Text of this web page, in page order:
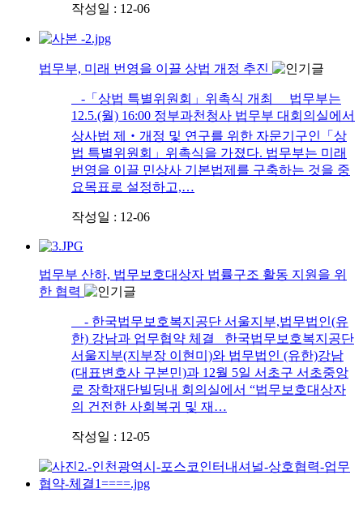
작성일 : 12-06
법무부, 미래 번영을 이끌 상법 개정 추진
-「상법 특별위원회」위촉식 개최 법무부는
12.5.(월) 16:00 정부과천청사 법무부 대회의실에서
상사법 제‧개정 및 연구를 위한 자문기구인「상
법 특별위원회」위촉식을 가졌다. 법무부는 미래
번영을 이끌 민상사 기본법제를 구축하는 것을 중
요목표로 설정하고,…
작성일 : 12-06
법무부 산하, 법무보호대상자 법률구조 활동 지원을 위
한 협력
- 한국법무보호복지공단 서울지부,법무법인(유
한) 강남과 업무협약 체결 한국법무보호복지공단
서울지부(지부장 이현미)와 법무법인 (유한)강남
(대표변호사 구본민)과 12월 5일 서초구 서초중앙
로 장학재단빌딩내 회의실에서 “법무보호대상자
의 건전한 사회복귀 및 재…
작성일 : 12-05